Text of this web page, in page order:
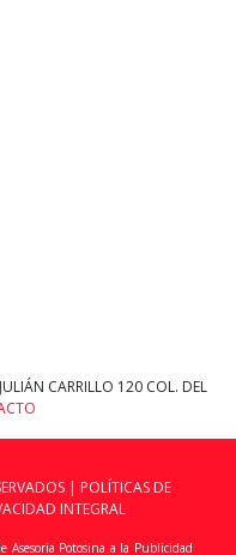
CARRILLO 120 COL. DEL
| POLÍTICAS DE
INTEGRAL
Asesoria Potosina a la Publicidad